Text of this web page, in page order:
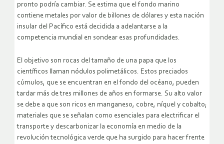
pronto podría cambiar. Se estima que el fondo marino
contiene metales por valor de billones de dólares y esta nación
insular del Pacífico está decidida a adelantarse a la
competencia mundial en sondear esas profundidades.
El objetivo son rocas del tamaño de una papa que los
científicos llaman nódulos polimetálicos. Estos preciados
cúmulos, que se encuentran en el fondo del océano, pueden
tardar más de tres millones de años en formarse. Su alto valor
se debe a que son ricos en manganeso, cobre, níquel y cobalto;
materiales que se señalan como esenciales para electrificar el
transporte y descarbonizar la economía en medio de la
revolución tecnológica verde que ha surgido para hacer frente